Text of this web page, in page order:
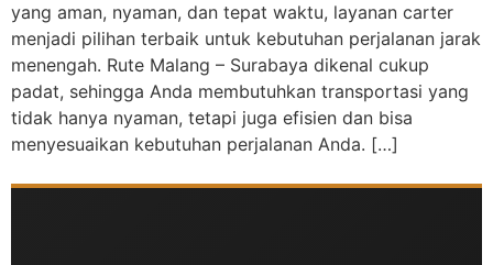
yang aman, nyaman, dan tepat waktu, layanan carter
menjadi pilihan terbaik untuk kebutuhan perjalanan jarak
menengah. Rute Malang – Surabaya dikenal cukup
padat, sehingga Anda membutuhkan transportasi yang
tidak hanya nyaman, tetapi juga efisien dan bisa
menyesuaikan kebutuhan perjalanan Anda. […]